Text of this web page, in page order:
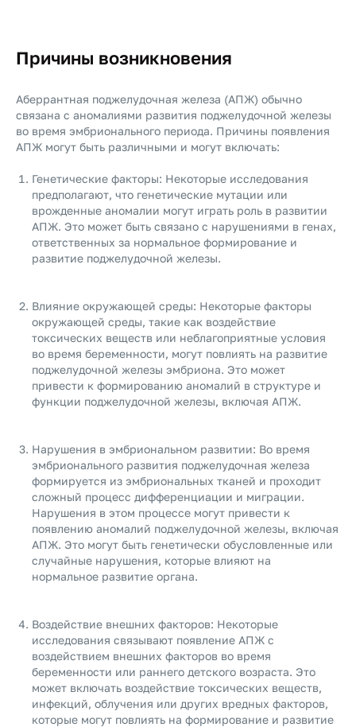
Причины возникновения
Аберрантная поджелудочная железа (АПЖ) обычно
связана с аномалиями развития поджелудочной железы
во время эмбрионального периода. Причины появления
АПЖ могут быть различными и могут включать:
Генетические факторы: Некоторые исследования
предполагают, что генетические мутации или
врожденные аномалии могут играть роль в развитии
АПЖ. Это может быть связано с нарушениями в генах,
ответственных за нормальное формирование и
развитие поджелудочной железы.
Влияние окружающей среды: Некоторые факторы
окружающей среды, такие как воздействие
токсических веществ или неблагоприятные условия
во время беременности, могут повлиять на развитие
поджелудочной железы эмбриона. Это может
привести к формированию аномалий в структуре и
функции поджелудочной железы, включая АПЖ.
Нарушения в эмбриональном развитии: Во время
эмбрионального развития поджелудочная железа
формируется из эмбриональных тканей и проходит
сложный процесс дифференциации и миграции.
Нарушения в этом процессе могут привести к
появлению аномалий поджелудочной железы, включая
АПЖ. Это могут быть генетически обусловленные или
случайные нарушения, которые влияют на
нормальное развитие органа.
Воздействие внешних факторов: Некоторые
исследования связывают появление АПЖ с
воздействием внешних факторов во время
беременности или раннего детского возраста. Это
может включать воздействие токсических веществ,
инфекций, облучения или других вредных факторов,
которые могут повлиять на формирование и развитие